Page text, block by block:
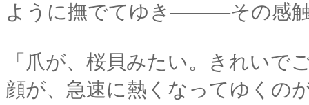
ように撫でてゆき―――その感
「爪が、桜貝みたい。きれいで
顔が、急速に熱くなってゆくの